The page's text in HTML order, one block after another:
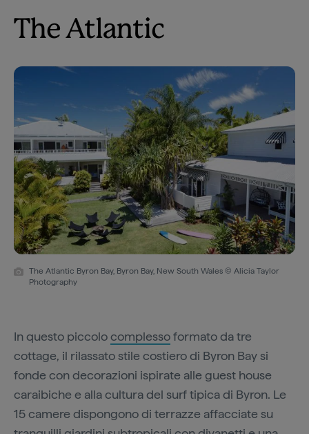
The Atlantic
The Atlantic Byron Bay, Byron Bay, New South Wales © Alicia Taylor
Photography
In questo piccolocomplessoformato da tre
cottage, il rilassato stile costiero di Byron Bay si
fonde con decorazioni ispirate alle guest house
caraibiche e alla cultura del surf tipica di Byron. Le
15 camere dispongono di terrazze affacciate su